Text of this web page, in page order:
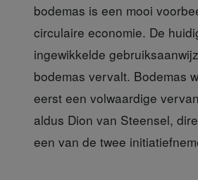
bodemas is een mooi
circulaire economie. De
ingewikkelde
bodemas vervalt. Bodemas
eerst een volwaardige
aldus Dion van Steensel,
een van de twee